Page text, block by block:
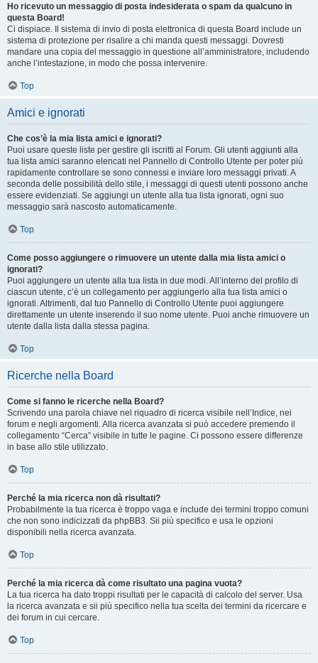
Ho ricevuto un messaggio di posta indesiderata o spam da qualcuno in
questa Board!
Ci dispiace. Il sistema di invio di posta elettronica di questa Board include un
sistema di protezione per risalire a chi manda questi messaggi. Dovresti
mandare una copia del messaggio in questione all’amministratore, includendo
anche l’intestazione, in modo che possa intervenire.
Top
Amici e ignorati
Che cos’è la mia lista amici e ignorati?
Puoi usare queste liste per gestire gli iscritti al Forum. Gli utenti aggiunti alla
tua lista amici saranno elencati nel Pannello di Controllo Utente per poter più
rapidamente controllare se sono connessi e inviare loro messaggi privati. A
seconda delle possibilità dello stile, i messaggi di questi utenti possono anche
essere evidenziati. Se aggiungi un utente alla tua lista ignorati, ogni suo
messaggio sarà nascosto automaticamente.
Top
Come posso aggiungere o rimuovere un utente dalla mia lista amici o
ignorati?
Puoi aggiungere un utente alla tua lista in due modi. All’interno del profilo di
ciascun utente, c’è un collegamento per aggiungerlo alla tua lista amici o
ignorati. Altrimenti, dal tuo Pannello di Controllo Utente puoi aggiungere
direttamente un utente inserendo il suo nome utente. Puoi anche rimuovere un
utente dalla lista dalla stessa pagina.
Top
Ricerche nella Board
Come si fanno le ricerche nella Board?
Scrivendo una parola chiave nel riquadro di ricerca visibile nell’Indice, nei
forum e negli argomenti. Alla ricerca avanzata si può accedere premendo il
collegamento “Cerca” visibile in tutte le pagine. Ci possono essere differenze
in base allo stile utilizzato.
Top
Perché la mia ricerca non dà risultati?
Probabilmente la tua ricerca è troppo vaga e include dei termini troppo comuni
che non sono indicizzati da phpBB3. Sii più specifico e usa le opzioni
disponibili nella ricerca avanzata.
Top
Perché la mia ricerca dà come risultato una pagina vuota?
La tua ricerca ha dato troppi risultati per le capacità di calcolo del server. Usa
la ricerca avanzata e sii più specifico nella tua scelta dei termini da ricercare e
dei forum in cui cercare.
Top